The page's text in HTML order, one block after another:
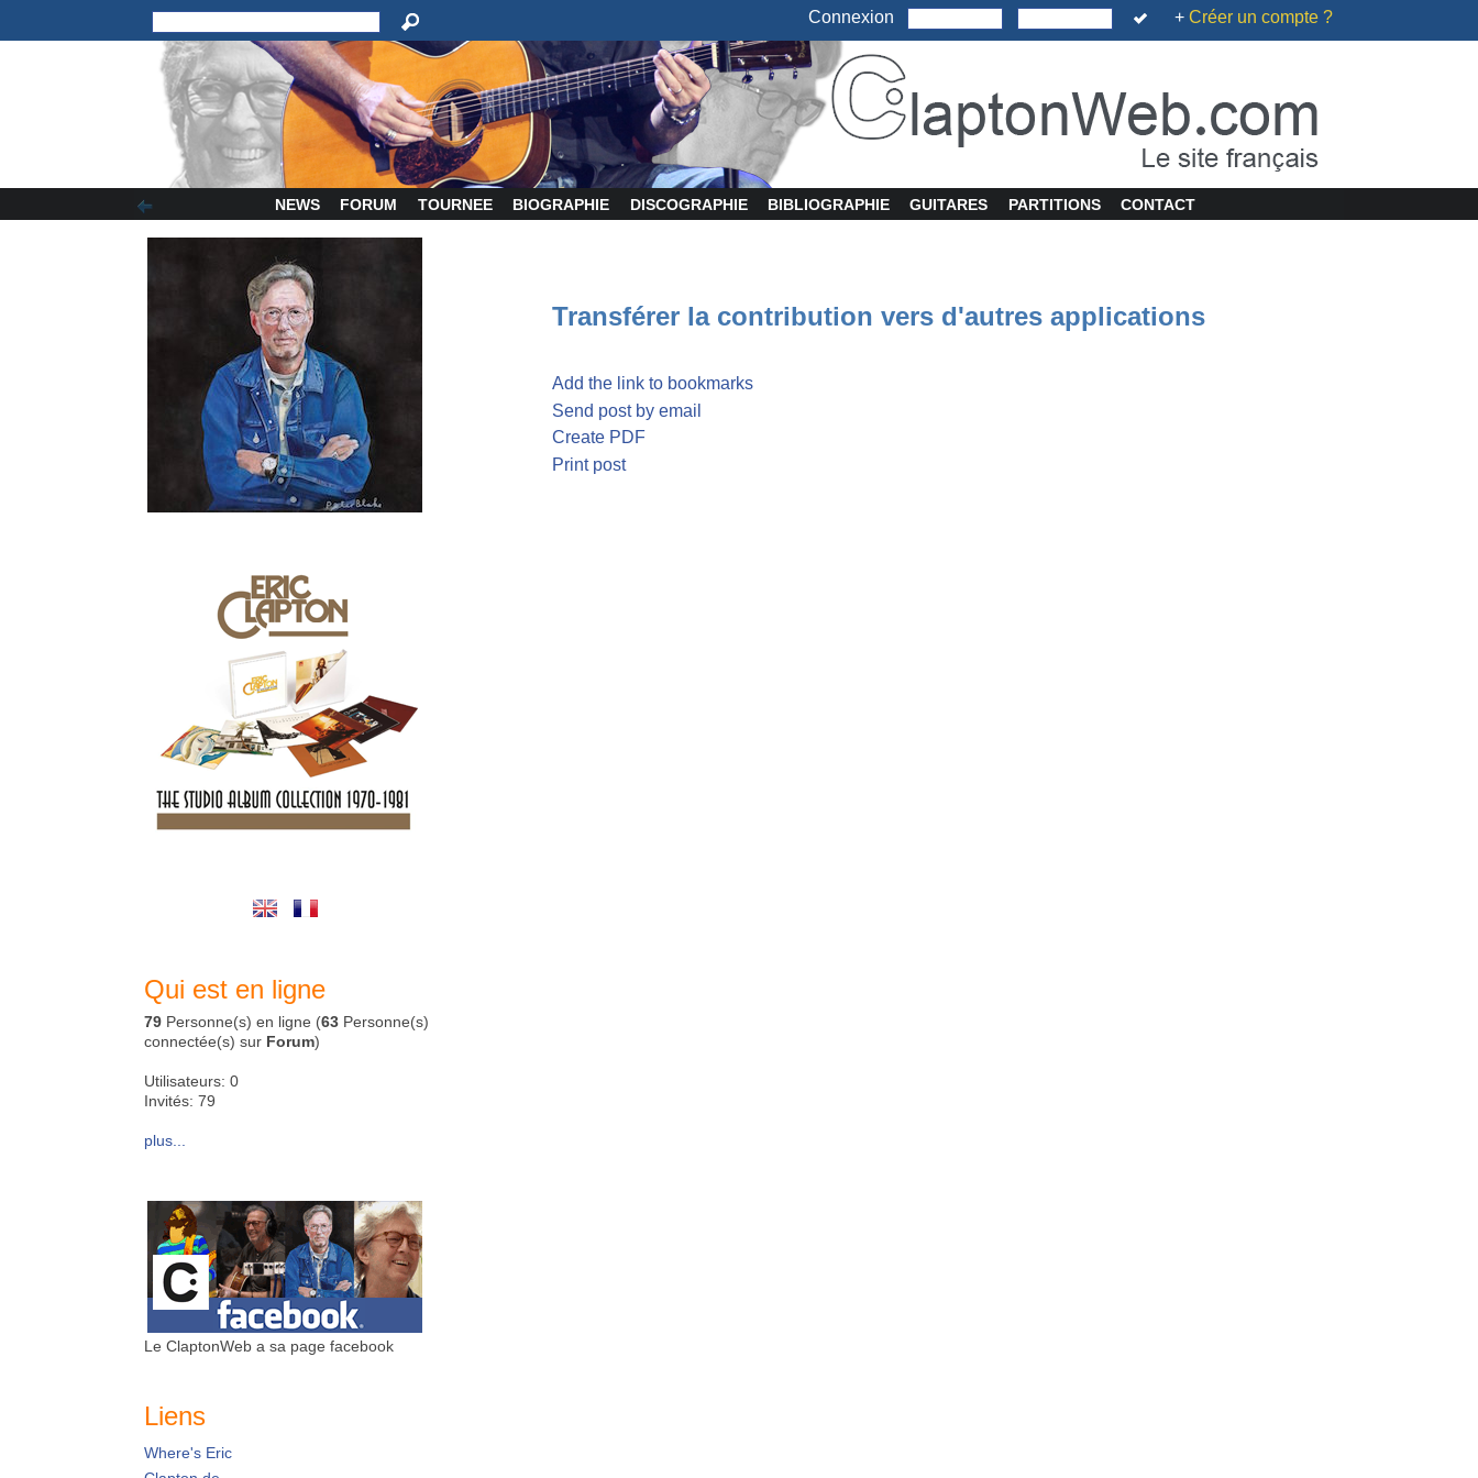
Connexion + Créer un compte ?
NEWS FORUM TOURNEE BIOGRAPHIE DISCOGRAPHIE BIBLIOGRAPHIE GUITARES PARTITIONS CONTACT
Qui est en ligne
79 Personne(s) en ligne (63 Personne(s)
connectée(s) sur Forum)
Utilisateurs: 0
Invités: 79
plus...
Le ClaptonWeb a sa page facebook
Liens
Where's Eric
Transférer la contribution vers d'autres applications
Add the link to bookmarks
Send post by email
Create PDF
Print post